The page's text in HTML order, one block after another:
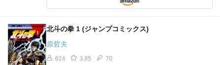
北斗の拳 1 (ジャンプコミックス)
原哲夫
624 3.85 70